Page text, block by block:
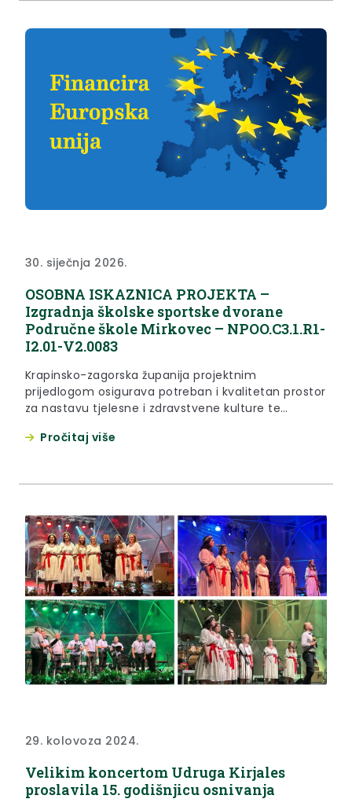
30. siječnja 2026.
OSOBNA ISKAZNICA PROJEKTA –
Izgradnja školske sportske dvorane
Područne škole Mirkovec – NPOO.C3.1.R1-
I2.01-V2.0083
Krapinsko-zagorska županija projektnim
prijedlogom osigurava potreban i kvalitetan prostor
za nastavu tjelesne i zdravstvene kulture te
većih područnih škola s prostora županije. Osim
prema sportu...
Pročitaj više
29. kolovoza 2024.
Velikim koncertom Udruga Kirjales
proslavila 15. godišnjicu osnivanja